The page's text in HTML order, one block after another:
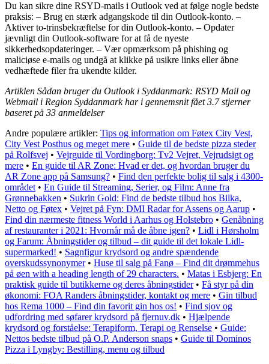
Du kan sikre dine RSYD-mails i Outlook ved at følge nogle bedste
praksis: – Brug en stærk adgangskode til din Outlook-konto. –
Aktiver to-trinsbekræftelse for din Outlook-konto. – Opdater
jævnligt din Outlook-software for at få de nyeste
sikkerhedsopdateringer. – Vær opmærksom på phishing og
maliciøse e-mails og undgå at klikke på usikre links eller åbne
vedhæftede filer fra ukendte kilder.
Artiklen Sådan bruger du Outlook i Syddanmark: RSYD Mail og
Webmail i Region Syddanmark har i gennemsnit fået3.7stjerner
baseret på 33 anmeldelser
Andre populære artikler: Tips og information om Føtex City Vest,
City Vest Posthus og meget mere • Guide til de bedste pizza steder
på Rolfsvej • Vejrguide til Vordingborg: Tv2 Vejret, Vejrudsigt og
mere • En guide til AR Zone: Hvad er det, og hvordan bruger du
AR Zone app på Samsung? • Find den perfekte bolig til salg i 4300-
området • En Guide til Streaming, Serier, og Film: Anne fra
Grønnebakken • Sukrin Gold: Find de bedste tilbud hos Bilka,
Netto og Føtex • Vejret på Fyn: DMI Radar for Assens og Aarup •
Find din nærmeste fitness World i Aarhus og Holstebro • Genåbning
af restauranter i 2021: Hvornår må de åbne igen? • Lidl i Hørsholm
og Farum: Åbningstider og tilbud – dit guide til det lokale Lidl-
supermarked! • Sagnfigur krydsord og andre spændende
overskudssynonymer• Huse til salg på Fanø – Find dit drømmehus
på øen with a heading length of 29 characters. • Matas i Esbjerg: En
praktisk guide til butikkerne og deres åbningstider• Få styr på din
økonomi: FOA Randers åbningstider, kontakt og mere • Gin tilbud
hos Rema 1000 – Find din favorit gin hos os! • Find sjov og
udfordring med søfarer krydsord på fjernuv.dk • Hjælpende
krydsord og forståelse: Terapiform, Terapi og Renselse • Guide:
Nettos bedste tilbud på O.P. Anderson snaps • Guide til Dominos
Pizza i Lyngby: Bestilling, menu og tilbud